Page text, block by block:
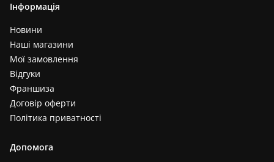
Інформація
Новини
Наші магазини
Мої замовлення
Відгуки
Франшиза
Договір оферти
Політика приватності
Допомога